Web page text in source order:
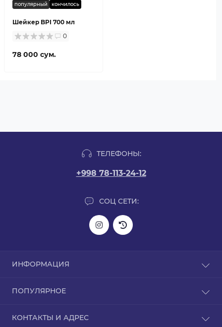
популярный кончилось
Шейкер BPI 700 мл
0
78 000 сум.
ТЕЛЕФОНЫ:
+998 78-113-24-12
СОЦ СЕТИ:
ИНФОРМАЦИЯ
О нас
Гарантия на товар
ПОПУЛЯРНОЕ
Аргинин
КОНТАКТЫ И АДРЕС